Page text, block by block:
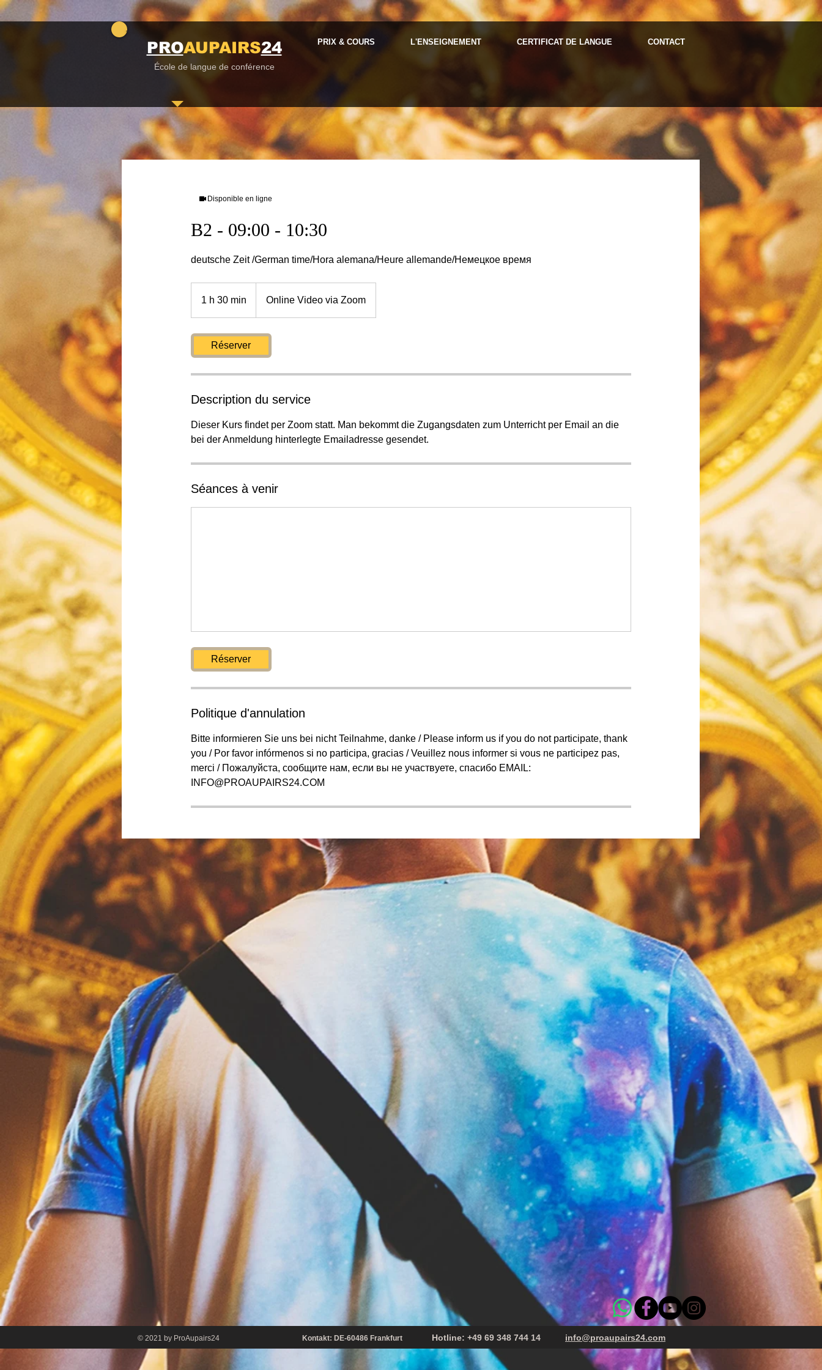
PRIX & COURS L'ENSEIGNEMENT CERTIFICAT DE LANGUE CONTACT
PROAUPAIRS24
École de langue de conférence
Disponible en ligne
B2 - 09:00 - 10:30
deutsche Zeit /German time/Hora alemana/Heure allemande/Немецкое время
1 h 30 min
m
i
n
Online Video via Zoom
Réserver
Description du service
Dieser Kurs findet per Zoom statt. Man bekommt die Zugangsdaten zum Unterricht per Email an die
bei der Anmeldung hinterlegte Emailadresse gesendet.
Séances à venir
Réserver
Politique d'annulation
Bitte informieren Sie uns bei nicht Teilnahme, danke / Please inform us if you do not participate, thank
you / Por favor infórmenos si no participa, gracias / Veuillez nous informer si vous ne participez pas,
merci / Пожалуйста, сообщите нам, если вы не участвуете, спасибо EMAIL:
INFO@PROAUPAIRS24.COM
© 2021 by ProAupairs24 Kontakt: DE-60486 Frankfurt Hotline: +49 69 348 744 14 info@proaupairs24.com